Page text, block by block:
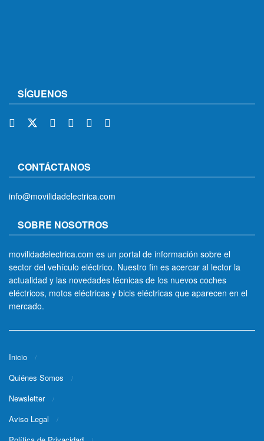
SÍGUENOS
CONTÁCTANOS
info@movilidadelectrica.com
SOBRE NOSOTROS
movilidadelectrica.com es un portal de información sobre el
sector del vehículo eléctrico. Nuestro fin es acercar al lector la
actualidad y las novedades técnicas de los nuevos coches
eléctricos, motos eléctricas y bicis eléctricas que aparecen en el
mercado.
Inicio
Quiénes Somos
Newsletter
Aviso Legal